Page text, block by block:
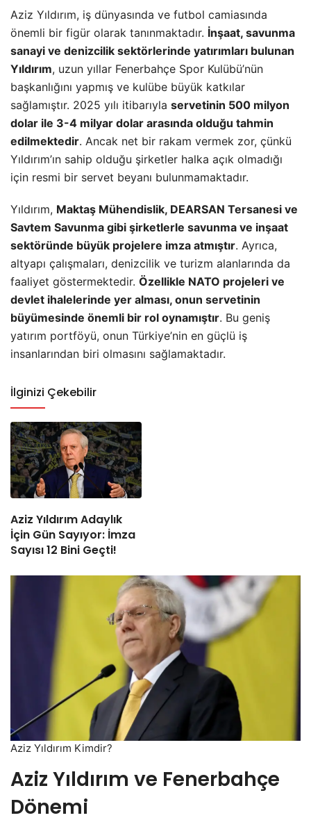
Aziz Yıldırım, iş dünyasında ve futbol camiasında
önemli bir figür olarak tanınmaktadır. İnşaat, savunma
sanayi ve denizcilik sektörlerinde yatırımları bulunan
Yıldırım, uzun yıllar Fenerbahçe Spor Kulübü’nün
başkanlığını yapmış ve kulübe büyük katkılar
sağlamıştır. 2025 yılı itibarıyla servetinin 500 milyon
dolar ile 3-4 milyar dolar arasında olduğu tahmin
edilmektedir. Ancak net bir rakam vermek zor, çünkü
Yıldırım’ın sahip olduğu şirketler halka açık olmadığı
için resmi bir servet beyanı bulunmamaktadır.
Yıldırım, Maktaş Mühendislik, DEARSAN Tersanesi ve
Savtem Savunma gibi şirketlerle savunma ve inşaat
sektöründe büyük projelere imza atmıştır. Ayrıca,
altyapı çalışmaları, denizcilik ve turizm alanlarında da
faaliyet göstermektedir. Özellikle NATO projeleri ve
devlet ihalelerinde yer alması, onun servetinin
büyümesinde önemli bir rol oynamıştır. Bu geniş
yatırım portföyü, onun Türkiye’nin en güçlü iş
insanlarından biri olmasını sağlamaktadır.
İlginizi Çekebilir
Aziz Yıldırım Adaylık
İçin Gün Sayıyor: İmza
Sayısı 12 Bini Geçti!
Aziz Yıldırım Kimdir?
Aziz Yıldırım ve Fenerbahçe
Dönemi